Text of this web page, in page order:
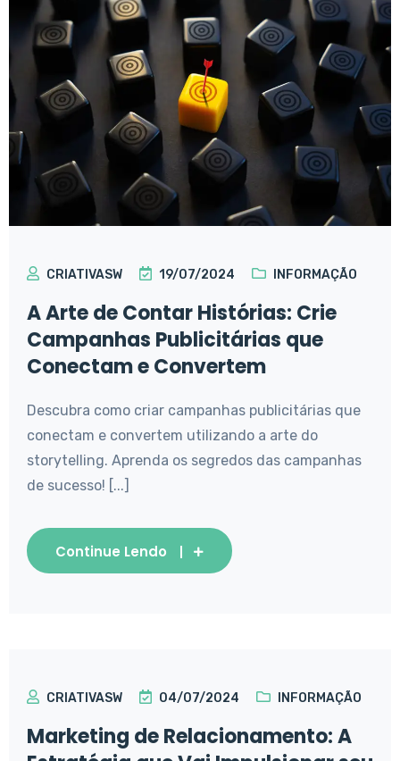
CRIATIVASW 19/07/2024 INFORMAÇÃO
A Arte de Contar Histórias: Crie
Campanhas Publicitárias que
Conectam e Convertem
Descubra como criar campanhas publicitárias que
conectam e convertem utilizando a arte do
storytelling. Aprenda os segredos das campanhas
de sucesso! [...]
Continue Lendo
CRIATIVASW 04/07/2024 INFORMAÇÃO
Marketing de Relacionamento: A